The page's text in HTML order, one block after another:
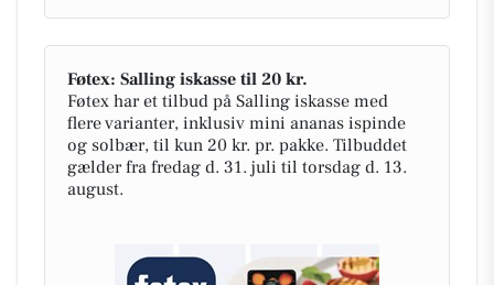
Føtex: Salling iskasse til 20 kr.
Føtex har et tilbud på Salling iskasse med
flere varianter, inklusiv mini ananas ispinde
og solbær, til kun 20 kr. pr. pakke. Tilbuddet
gælder fra fredag d. 31. juli til torsdag d. 13.
august.